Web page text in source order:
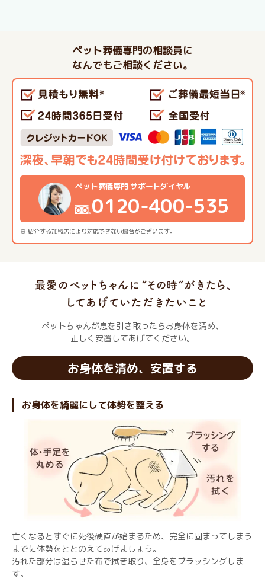
ペット葬儀専門の相談員に
なんでもご相談ください。
※ 紹介する加盟店により対応できない場合がございます。
ペット葬儀専門 サポートダイヤル
0120-400-535
ペットちゃんが息を引き取ったらお身体を清め、
正しく安置してあげてください。
お身体を清め、安置する
お身体を綺麗にして体勢を整える
亡くなるとすぐに死後硬直が始まるため、完全に固まってしまう
までに体勢をととのえてあげましょう。
汚れた部分は湿らせた布で拭き取り、全身をブラッシングしま
す。